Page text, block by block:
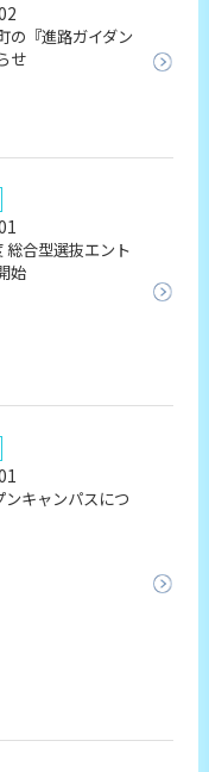
の『進路ガイダン
せ
総合型選抜エント
始
ンキャンパスにつ